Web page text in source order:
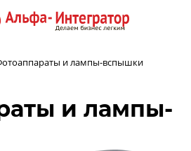
и лампы-вспышки
и лампы-